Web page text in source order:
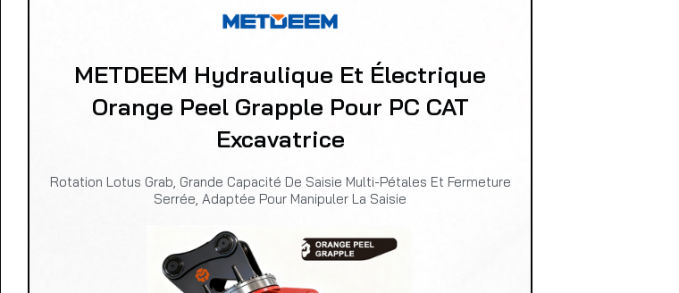
METDEEM Hydraulique Et Électrique
Orange Peel Grapple Pour PC CAT
Excavatrice
Rotation Lotus Grab, Grande Capacité De Saisie Multi-Pétales Et Fermeture
Serrée, Adaptée Pour Manipuler La Saisie